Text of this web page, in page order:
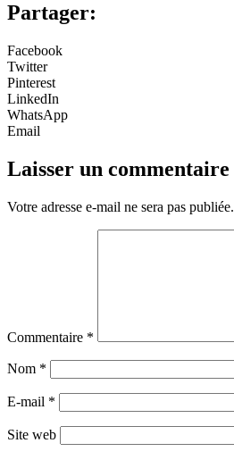
Partager:
Facebook
Twitter
Pinterest
LinkedIn
WhatsApp
Email
Laisser un commentaire
Votre adresse e-mail ne sera pas publiée.
Commentaire *
Nom *
E-mail *
Site web